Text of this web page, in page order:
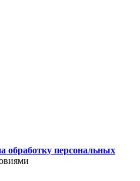
обработку персональных